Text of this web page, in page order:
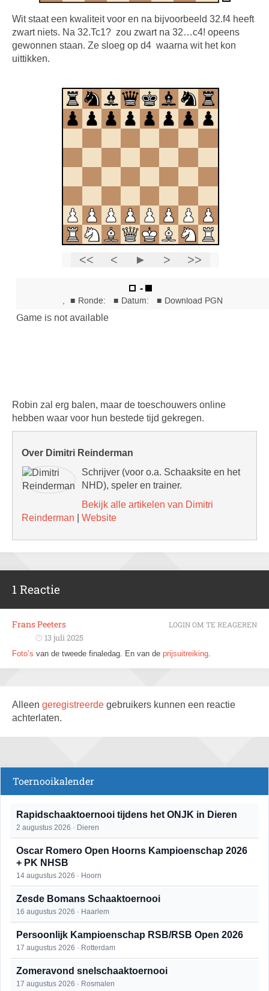
Wit staat een kwaliteit voor en na bijvoorbeeld 32.f4 heeft
zwart niets. Na 32.Tc1? zou zwart na 32…c4! opeens
gewonnen staan. Ze sloeg op d4 waarna wit het kon
uittikken.
Robin zal erg balen, maar de toeschouwers online
hebben waar voor hun bestede tijd gekregen.
Over Dimitri Reinderman
Schrijver (voor o.a. Schaaksite en het
NHD), speler en trainer.
Bekijk alle artikelen van Dimitri
Reinderman
Website
1 Reactie
Frans Peeters
13 juli 2025
Foto’s van de tweede finaledag. En van de prijsuitreiking.
LOGIN OM TE REAGEREN
Alleen geregistreerde gebruikers kunnen een reactie
achterlaten.
Toernooikalender
Rapidschaaktoernooi tijdens het ONJK in Dieren
2 augustus 2026 · Dieren
Oscar Romero Open Hoorns Kampioenschap 2026
+ PK NHSB
14 augustus 2026 · Hoorn
Zesde Bomans Schaaktoernooi
16 augustus 2026 · Haarlem
Persoonlijk Kampioenschap RSB/RSB Open 2026
17 augustus 2026 · Rotterdam
Zomeravond snelschaaktoernooi
17 augustus 2026 · Rosmalen